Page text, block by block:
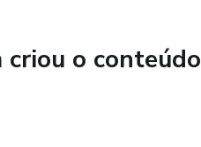
criou o conteúdo